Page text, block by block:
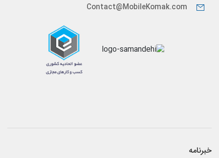
Contact@MobileKomak.com
خبرنامه